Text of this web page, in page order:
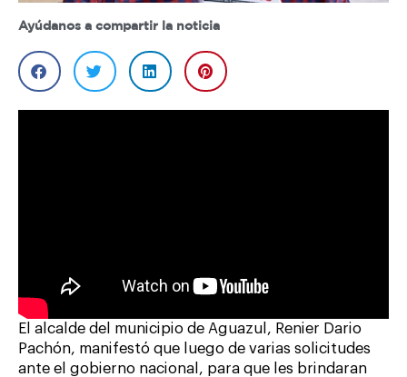
Ayúdanos a compartir la noticia
El alcalde del municipio de Aguazul, Renier Dario
Pachón, manifestó que luego de varias solicitudes
ante el gobierno nacional, para que les brindaran